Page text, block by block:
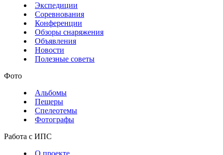
Экспедиции
Соревнования
Конференции
Обзоры снаряжения
Объявления
Новости
Полезные советы
Фото
Альбомы
Пещеры
Спелеотемы
Фотографы
Работа с ИПС
О проекте